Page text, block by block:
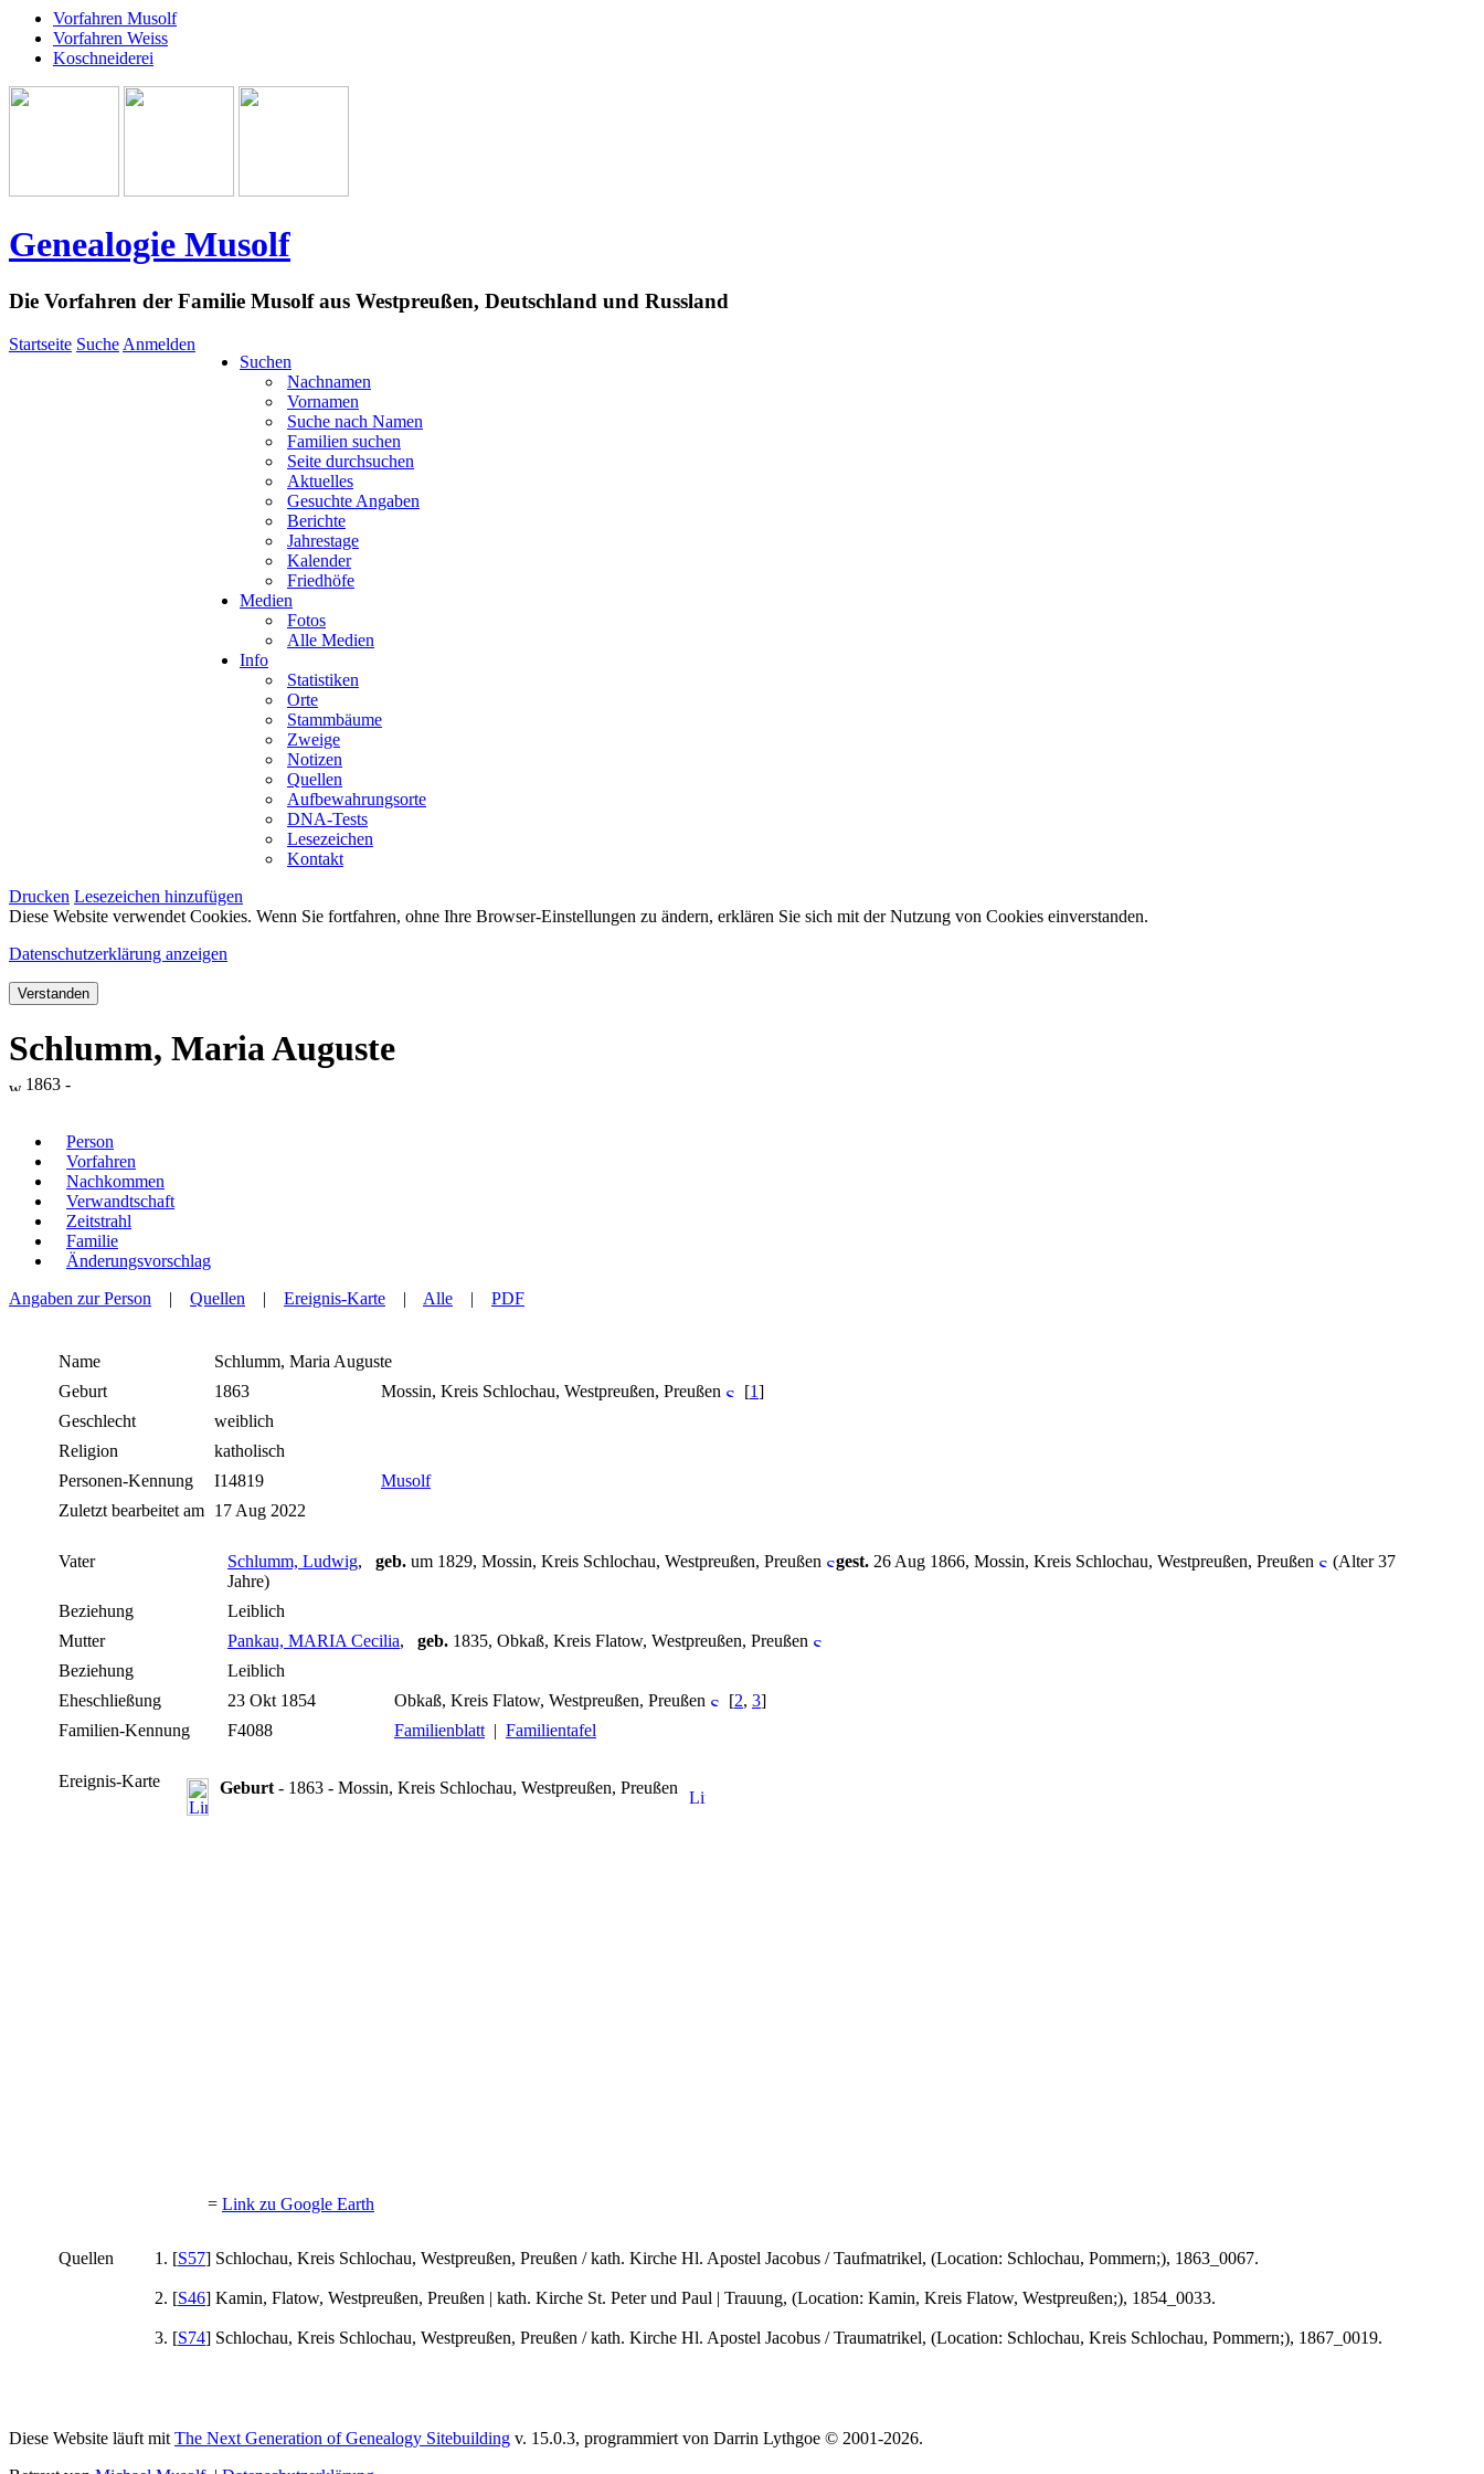
Vorfahren Musolf
Vorfahren Weiss
Koschneiderei
Genealogie Musolf
Die Vorfahren der Familie Musolf aus Westpreußen, Deutschland und Russland
Startseite Suche Anmelden
Suchen
Nachnamen
Vornamen
Suche nach Namen
Familien suchen
Seite durchsuchen
Aktuelles
Gesuchte Angaben
Berichte
Jahrestage
Kalender
Friedhöfe
Medien
Fotos
Alle Medien
Info
Statistiken
Orte
Stammbäume
Zweige
Notizen
Quellen
Aufbewahrungsorte
DNA-Tests
Lesezeichen
Kontakt
Drucken Lesezeichen hinzufügen
Diese Website verwendet Cookies. Wenn Sie fortfahren, ohne Ihre Browser-Einstellungen zu ändern, erklären Sie sich mit der Nutzung von Cookies einverstanden.
Datenschutzerklärung anzeigen
Verstanden
Schlumm, Maria Auguste
1863 -
Person
Vorfahren
Nachkommen
Verwandtschaft
Zeitstrahl
Familie
Änderungsvorschlag
Angaben zur Person | Quellen | Ereignis-Karte | Alle | PDF
Name Schlumm, Maria Auguste
Geburt
1863 Mossin, Kreis Schlochau, Westpreußen, Preußen [1]
Geschlecht
weiblich
Religion
katholisch
Personen-Kennung
I14819
Musolf
Zuletzt bearbeitet am 17 Aug 2022
Vater Schlumm, Ludwig, geb. um 1829, Mossin, Kreis Schlochau, Westpreußen, Preußen gest. 26 Aug 1866, Mossin, Kreis Schlochau, Westpreußen, Preußen
(Alter 37
Jahre)
Beziehung
Leiblich
Mutter
Pankau, MARIA Cecilia, geb. 1835, Obkaß, Kreis Flatow, Westpreußen, Preußen
Beziehung
Leiblich
Eheschließung
23 Okt 1854 Obkaß, Kreis Flatow, Westpreußen, Preußen [2, 3]
Familien-Kennung
F4088 Familienblatt | Familientafel
Ereignis-Karte Geburt - 1863 - Mossin, Kreis Schlochau, Westpreußen, Preußen
= Link zu Google Earth
Quellen [S57] Schlochau, Kreis Schlochau, Westpreußen, Preußen / kath. Kirche Hl. Apostel Jacobus / Taufmatrikel, (Location: Schlochau, Pommern;), 1863_0067.
[S46] Kamin, Flatow, Westpreußen, Preußen | kath. Kirche St. Peter und Paul | Trauung, (Location: Kamin, Kreis Flatow, Westpreußen;), 1854_0033.
[S74] Schlochau, Kreis Schlochau, Westpreußen, Preußen / kath. Kirche Hl. Apostel Jacobus / Traumatrikel, (Location: Schlochau, Kreis Schlochau, Pommern;), 1867_0019.
Diese Website läuft mit The Next Generation of Genealogy Sitebuilding v. 15.0.3, programmiert von Darrin Lythgoe © 2001-2026.